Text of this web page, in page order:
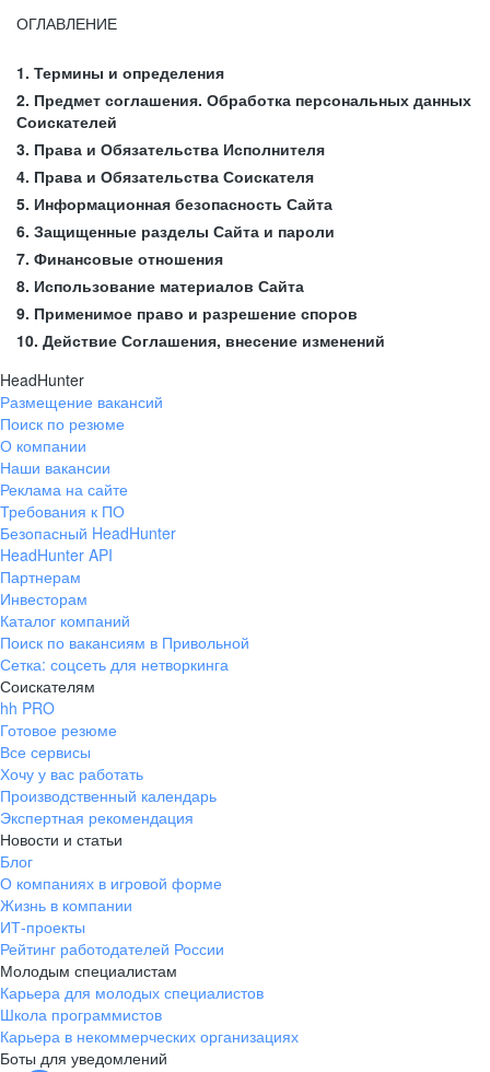
ОГЛАВЛЕНИЕ
1. Термины и определения
2. Предмет соглашения. Обработка персональных данных
Соискателей
3. Права и Обязательства Исполнителя
4. Права и Обязательства Соискателя
5. Информационная безопасность Сайта
6. Защищенные разделы Сайта и пароли
7. Финансовые отношения
8. Использование материалов Сайта
9. Применимое право и разрешение споров
10. Действие Соглашения, внесение изменений
HeadHunter
Размещение вакансий
Поиск по резюме
О компании
Наши вакансии
Реклама на сайте
Требования к ПО
Безопасный HeadHunter
HeadHunter API
Партнерам
Инвесторам
Каталог компаний
Поиск по вакансиям в Привольной
Сетка: соцсеть для нетворкинга
Соискателям
hh PRO
Готовое резюме
Все сервисы
Хочу у вас работать
Производственный календарь
Экспертная рекомендация
Новости и статьи
Блог
О компаниях в игровой форме
Жизнь в компании
ИТ-проекты
Рейтинг работодателей России
Молодым специалистам
Карьера для молодых специалистов
Школа программистов
Карьера в некоммерческих организациях
Боты для уведомлений